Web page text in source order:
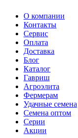
О компании
Контакты
Сервис
Оплата
Доставка
Блог
Каталог
Гавриш
Агроэлита
Фермерам
Удачные семена
Семена оптом
Серии
Акции